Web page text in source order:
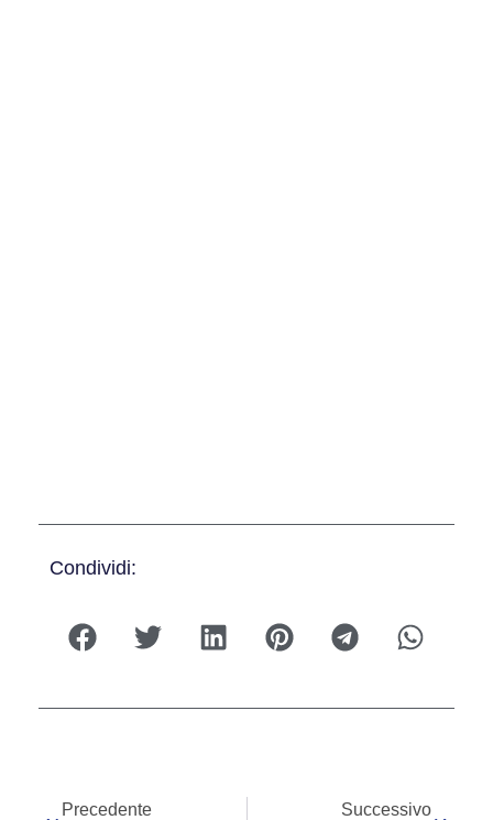
Condividi:
Precedente Successivo